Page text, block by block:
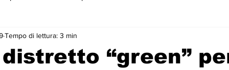
piano
“green”
Tempo di lettura: 3 min